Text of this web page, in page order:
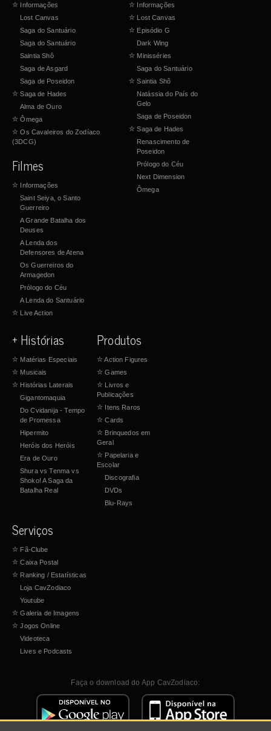
☆ Informações
Lost Canvas
Saga do Santuário
Saga do Santuário
Saintia Shô
Saga de Asgard
Saga de Poseidon
☆ Saga de Hades
Alma de Ouro
☆ Ômega
☆ Os Cavaleiros do Zodíaco
(3DCG)
Filmes
☆ Informações
Saint Seiya, o Santo
Guerreiro
A Grande Batalha dos
Deuses
A Lenda dos
Defensores de Atena
Os Guerreiros do
Armagedon
Prólogo do Céu
A Lenda do Santuário
☆ Live Action
☆ Informações
☆ Lost Canvas
☆ Episódio G
Dark Wing
☆ Minisséries
Saga do Santuário
☆ Saintia Shô
Natássia do País do
Gelo
Saga de Poseidon
☆ Saga de Hades
Renascimento de
Poseidon
Prólogo do Céu
Next Dimension
Ômega
+ Histórias
☆ Matérias Especiais
☆ Musicais
☆ Histórias Laterais
Gigantomaquia
Do Cvidanija - Tempo
de Promessa
Hipermito
Heróis dos Heróis
Era de Ouro
Shura vs Tenma vs
Shoko! A Saga da
Batalha Real
Produtos
☆Action Figures
☆ Games
☆ Livros e
Publicações
☆ Itens Raros
☆ Cards
☆ Brinquedos em
Geral
☆ Papelaria e
Escolar
Discografia
DVDs
Blu-Rays
Serviços
☆ Fã-Clube
☆ Caixa Postal
☆ Ranking / Estatísticas
Loja CavZodiaco
Youtube
☆ Galeria de Imagens
☆ Jogos Online
Videoteca
Lives e Podcasts
Faça o download do App CavZodiaco: